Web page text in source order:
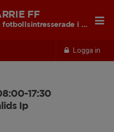
Logga in
FF
Föreningen för alla fotbollsintresserade i Kävlinge
17:30
Ip